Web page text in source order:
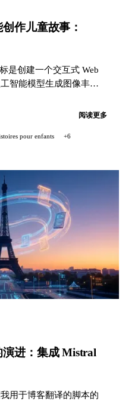
作儿童故事：
是创建一个交互式 Web
智能模型生成图像丰富
阅读更多
pour enfants +6
进：集成 Mistral
用于博客翻译的脚本的